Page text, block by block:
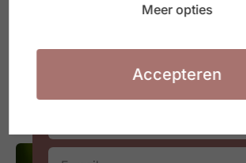
Aantal jongeren dat aan nieuwe vaste
Meer opties
Accepteren
organisatie of HR team